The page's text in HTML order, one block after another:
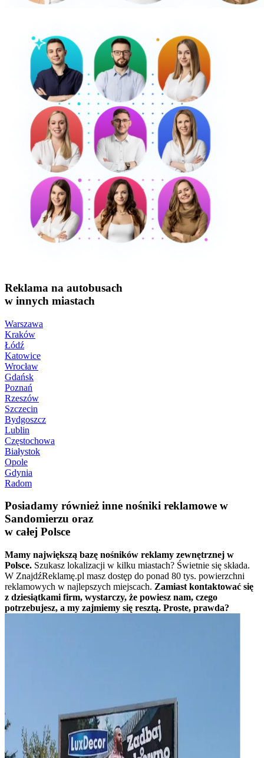
Reklama na autobusach
w innych miastach
Warszawa
Kraków
Łódź
Katowice
Wrocław
Gdańsk
Poznań
Rzeszów
Szczecin
Bydgoszcz
Lublin
Częstochowa
Białystok
Opole
Gdynia
Radom
Posiadamy również inne nośniki reklamowe w
Sandomierzu oraz
w całej Polsce
Mamy największą bazę nośników reklamy zewnętrznej w
Polsce. Szukasz lokalizacji w kilku miastach? Świetnie się składa.
W ZnajdźReklamę.pl masz dostęp do ponad 80 tys. powierzchni
reklamowych w najlepszych miejscach. Zamiast kontaktować się
z dziesiątkami firm, wystarczy, że powiesz nam, czego
potrzebujesz, a my zajmiemy się resztą. Proste, prawda?